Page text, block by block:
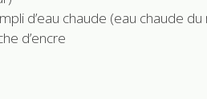
d’eau chaude (eau chaude
d’encre